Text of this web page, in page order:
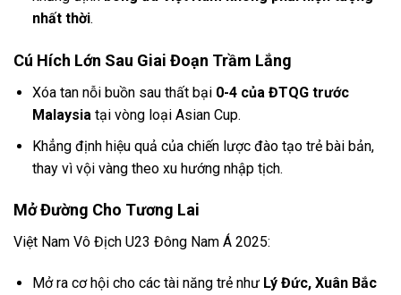
nhất thời.
Cú Hích Lớn Sau Giai Đoạn Trầm Lắng
Xóa tan nỗi buồn sau thất bại 0-4 của ĐTQG trước
Malaysiatại vòng loại Asian Cup.
Khẳng định hiệu quả của chiến lược đào tạo trẻ bài bản,
thay vì vội vàng theo xu hướng nhập tịch.
Mở Đường Cho Tương Lai
Việt Nam Vô Địch U23 Đông Nam Á 2025:
Mở ra cơ hội cho các tài năng trẻ như Lý Đức, Xuân Bắc